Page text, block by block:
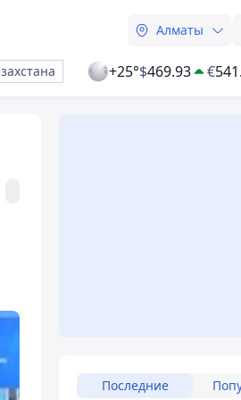
Алматы
+25°$469.93 €
Последние